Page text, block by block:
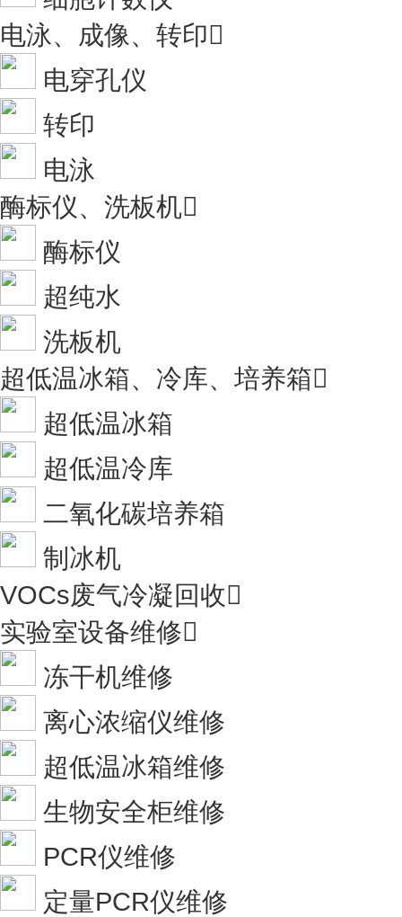
电泳、成像、转印
电穿孔仪
转印
电泳
酶标仪、洗板机
酶标仪
超纯水
洗板机
超低温冰箱、冷库、培养箱
超低温冰箱
超低温冷库
二氧化碳培养箱
制冰机
VOCs废气冷凝回收
实验室设备维修
冻干机维修
离心浓缩仪维修
超低温冰箱维修
生物安全柜维修
PCR仪维修
定量PCR仪维修